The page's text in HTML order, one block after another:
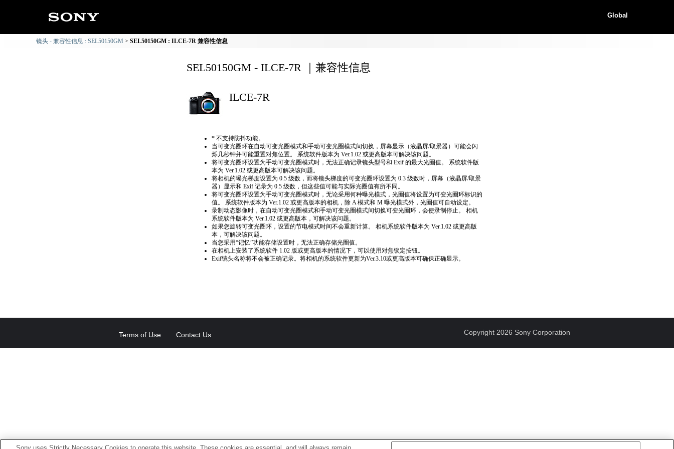
Global
镜头 - 兼容性信息 : SEL50150GM SEL50150GM : ILCE-7R 兼容性信息
SEL50150GM - ILCE-7R ｜兼容性信息
ILCE-7R
* 不支持防抖功能。
当可变光圈环在自动可变光圈模式和手动可变光圈模式间切换，屏幕显示（液晶屏/取景器）可能会闪
烁几秒钟并可能重置对焦位置。 系统软件版本为 Ver.1.02 或更高版本可解决该问题。
将可变光圈环设置为手动可变光圈模式时，无法正确​​记录镜头型号和 Exif 的最大光圈值。 系统软件版
本为 Ver.1.02 或更高版本可解决该问题。
将相机的曝光梯度设置为 0.5 级数，而将镜头梯度的可变光圈环设置为 0.3 级数时，屏幕（液晶屏/取景
器）显示和 Exif 记录为 0.5 级数，但这些值可能与实际光圈值有所不同。
将可变光圈环设置为手动可变光圈模式时，无论采用何种曝光模式，光圈值将设置为可变光圈环标识的
值。 系统软件版本为 Ver.1.02 或更高版本的相机，除 A 模式和 M 曝光模式外，光圈值可自动设定。
录制动态影像时，在自动可变光圈模式和手动可变光圈模式间切换可变光圈环，会使录制停止。 相机
系统软件版本为 Ver.1.02 或更高版本，可解决该问题。
如果您旋转可变光圈环，设置的节电模式时间不会重新计算。 相机系统软件版本为 Ver.1.02 或更高版
本，可解决该问题。
当您采用“记忆”功能存储设置时，无法正确存储光圈值。
在相机上安装了系统软件 1.02 版或更高版本的情况下，可以使用对焦锁定按钮。
Exif镜头名称将不会被正确记录。将相机的系统软件更新为Ver.3.10或更高版本可确保正确显示。
Terms of Use Contact Us Copyright 2026 Sony Corporation